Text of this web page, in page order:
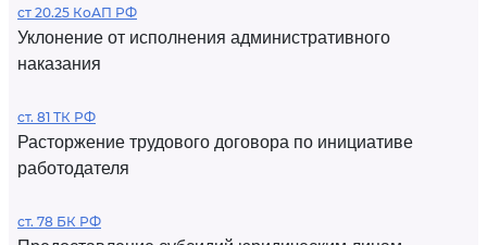
ст 20.25 КоАП РФ
Уклонение от исполнения административного
наказания
ст. 81 ТК РФ
Расторжение трудового договора по инициативе
работодателя
ст. 78 БК РФ